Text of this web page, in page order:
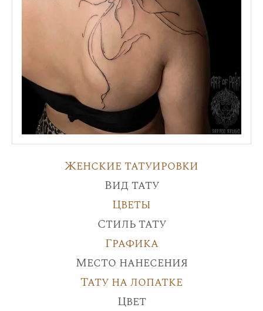
Женские татуировки
Вид тату
Цветы
Стиль тату
Графика
Место нанесения
Тату на лопатке
Цвет